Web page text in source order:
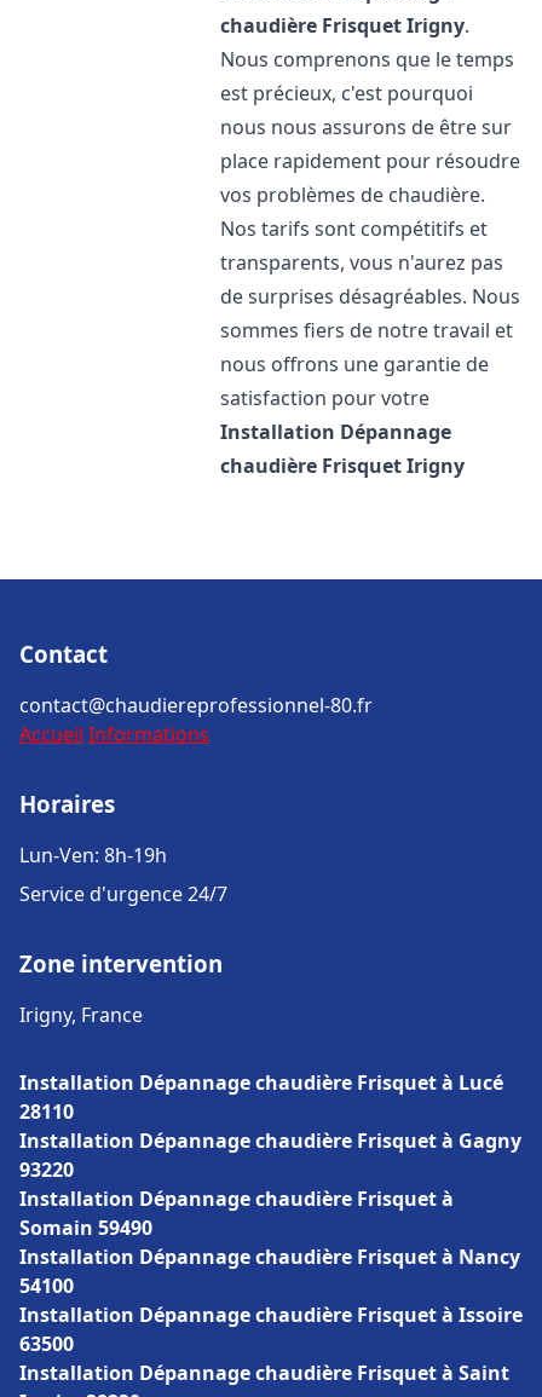
chaudière FrisquetIrigny.
Nous comprenons que le temps
est précieux, c'est pourquoi
nous nous assurons de être sur
place rapidement pour résoudre
vos problèmes de chaudière.
Nos tarifs sont compétitifs et
transparents, vous n'aurez pas
de surprises désagréables. Nous
sommes fiers de notre travail et
nous offrons une garantie de
satisfaction pour votre
Installation Dépannage
chaudière FrisquetIrigny
Contact
contact@chaudiereprofessionnel-80.fr
Accueil Informations
Horaires
Lun-Ven: 8h-19h
Service d'urgence 24/7
Zone intervention
Irigny, France
Installation Dépannage chaudière Frisquet à Lucé
28110
Installation Dépannage chaudière Frisquet à Gagny
93220
Installation Dépannage chaudière Frisquet à
Somain 59490
Installation Dépannage chaudière Frisquet à Nancy
54100
Installation Dépannage chaudière Frisquet à Issoire
63500
Installation Dépannage chaudière Frisquet à Saint